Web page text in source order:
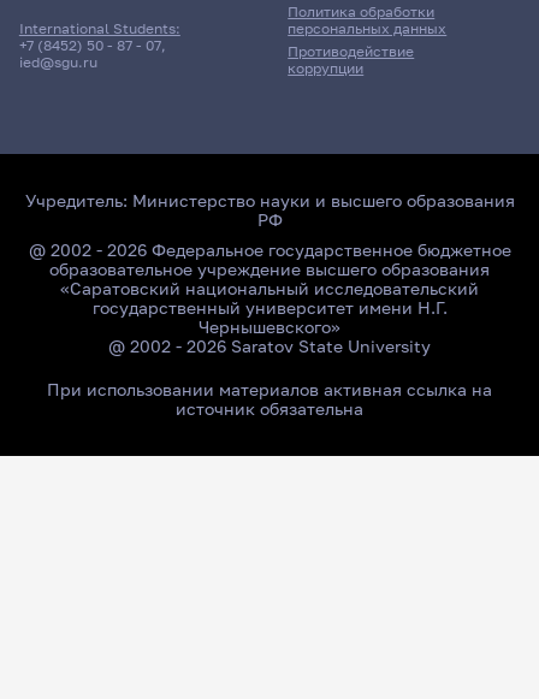
International Students:
+7 (8452) 50 - 87 - 07,
ied@sgu.ru
Политика обработки
персональных данных
Противодействие
коррупции
Учредитель: Министерство науки и высшего образования
РФ
@ 2002 - 2026 Федеральное государственное бюджетное
образовательное учреждение высшего образования
«Саратовский национальный исследовательский
государственный университет имени Н.Г.
Чернышевского»
@ 2002 - 2026 Saratov State University
При использовании материалов активная ссылка на
источник обязательна